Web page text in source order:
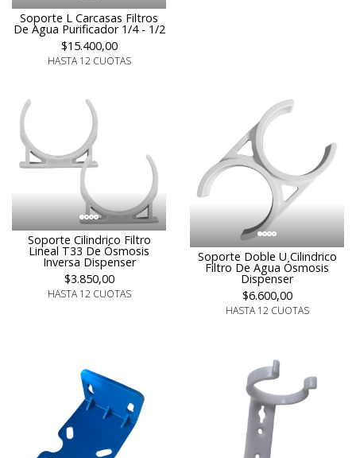
Soporte L Carcasas Filtros
De Agua Purificador 1/4 - 1/2
$15.400,00
HASTA 12 CUOTAS
Soporte Cilindrico Filtro
Lineal T33 De Ósmosis
Inversa Dispenser
$3.850,00
HASTA 12 CUOTAS
Soporte Doble U Cilindrico
Filtro De Agua Ósmosis
Dispenser
$6.600,00
HASTA 12 CUOTAS